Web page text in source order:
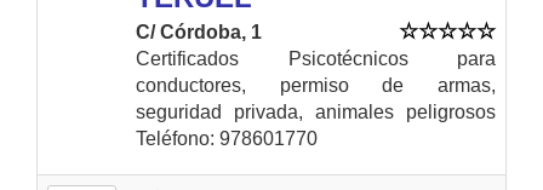
C/ Córdoba, 1
Certificados Psicotécnicos para
conductores, permiso de armas,
seguridad privada, animales peligrosos
Teléfono: 978601770